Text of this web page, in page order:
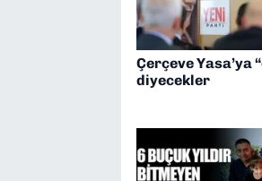
Çerçeve Yasa’ya
diyecekler